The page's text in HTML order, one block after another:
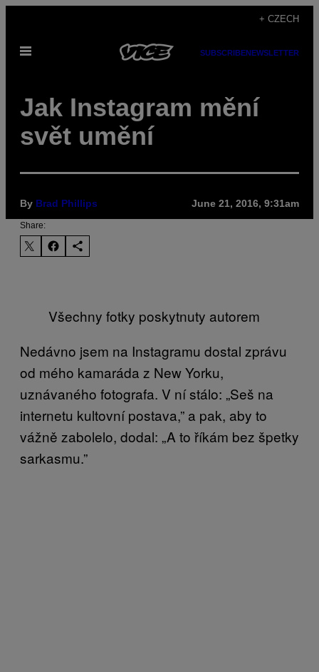
content
+ CZECH
Open
SUBSCRIBENEWSLETTER
Jak Instagram mění
svět umění
By Brad Phillips June 21, 2016, 9:31am
Share:
Všechny fotky poskytnuty autorem
Nedávno jsem na Instagramu dostal zprávu
od mého kamaráda z New Yorku,
uznávaného fotografa. V ní stálo: „Seš na
internetu kultovní postava,” a pak, aby to
vážně zabolelo, dodal: „A to říkám bez špetky
sarkasmu.”